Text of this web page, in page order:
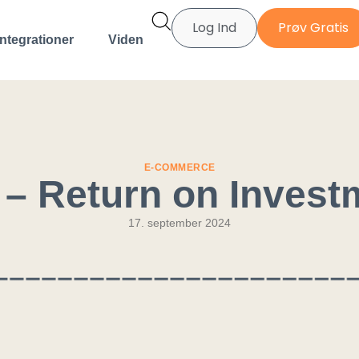
Integrationer Viden
Log Ind Prøv Gratis
E-COMMERCE
– Return on
17. september 2024